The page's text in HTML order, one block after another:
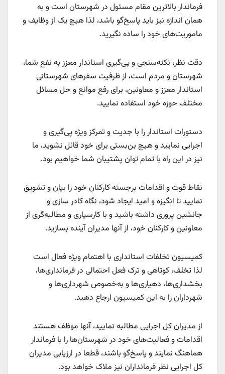
فرماندار بالاترین مقام مسئول در شهرستان است و به
همان اندازه نیز باید پاسخ‌گو باشد، لذا هیچ یک از وظایف و
ماموریت‌های خود را ساده نگیرید.
دقت نظر، نکته‌سنجی و پی‌گیری استاندار معزز به نفع شما،
شهرستان و مردم است، از ظرفیت سفرهای شهرستانی
استاندار معزز و معاونین، برای رفع موانع و حل مسائل
مختلف حوزه خود استفاده نمایید.
دستورات استاندار را با جدیت و تمرکز ویژه پی‌گیری و
اجرایی نمایید و هیچ بن‌بستی برای خود قائل نشوید، ما
نیز در این راه با تمام توان پشتیبان شما خواهیم بود.
نقاط قوت و اقدامات برجسته کارکنان خود را بیان و تشویق
نمایید تا انگیزه و امید ایجاد شود، نگاه کادر سازی و
جانشین پروری داشته باشید و با کارسپاری و مطالبه‌گری از
معاونین و کارکنان خود، از آنها مدیران آینده بسازید.
کمیسیون تخلفات استانداری با اهتمام ویژه فعال است
لذا تخلف، کوتاهی و ترک فعل احتمالی در فرمانداری‌ها،
بخشداری‌ها، دهیاری‌ها و به‌خصوص شهرداری‌ها و
شهرداران را به این کمیسیون ارجاع دهید.
از مدیران کل اجرایی مطالبه نمایید، آنها موظف هستند
اقدامات و فعالیت‌های خود در شهرستان‌ها را با فرماندار
هماهنگ نمایند و پاسخ‌گو باشند، قطعا در ارزیابی مدیران
کل اجرایی نظر فرمانداران نیز ملاک خواهد بود.